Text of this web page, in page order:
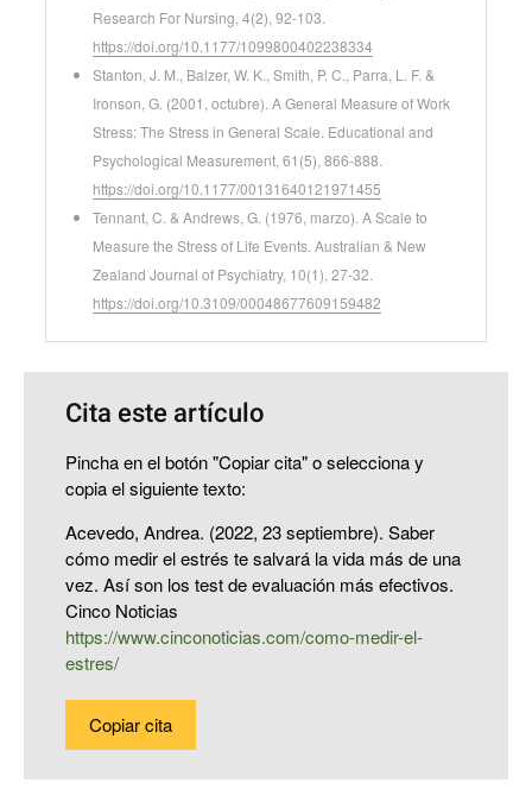
Research For Nursing, 4(2), 92-103.
https://doi.org/10.1177/1099800402238334
Stanton, J. M., Balzer, W. K., Smith, P. C., Parra, L. F. &
Ironson, G. (2001, octubre). A General Measure of Work
Stress: The Stress in General Scale. Educational and
Psychological Measurement, 61(5), 866-888.
https://doi.org/10.1177/00131640121971455
Tennant, C. & Andrews, G. (1976, marzo). A Scale to
Measure the Stress of Life Events. Australian & New
Zealand Journal of Psychiatry, 10(1), 27-32.
https://doi.org/10.3109/00048677609159482
Cita este artículo
Pincha en el botón "Copiar cita" o selecciona y
copia el siguiente texto:
Acevedo, Andrea. (2022, 23 septiembre). Saber
cómo medir el estrés te salvará la vida más de una
vez. Así son los test de evaluación más efectivos.
Cinco Noticias
https://www.cinconoticias.com/como-medir-el-
estres/
Copiar cita